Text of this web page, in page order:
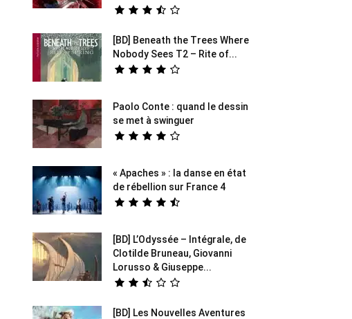
[BD] Beneath the Trees Where
Nobody Sees T2 – Rite of...
Paolo Conte : quand le dessin
se met à swinguer
« Apaches » : la danse en état
de rébellion sur France 4
[BD] L’Odyssée – Intégrale, de
Clotilde Bruneau, Giovanni
Lorusso & Giuseppe...
[BD] Les Nouvelles Aventures